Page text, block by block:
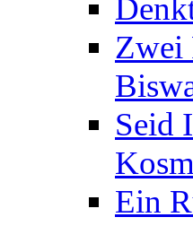
Zwei
Seid
Ein